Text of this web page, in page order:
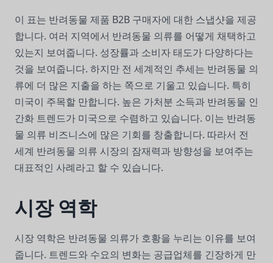
이 표는 반려동물 제품 B2B 구매자에 대한 스냅샷을 제공
합니다. 여러 지역에서 반려동물 의류를 어떻게 채택하고
있는지 보여줍니다. 성장률과 소비자 태도가 다양하다는
것을 보여줍니다. 하지만 전 세계적인 추세는 반려동물 의
류에 더 많은 지출을 하는 쪽으로 기울고 있습니다. 특히
미국이 주목할 만합니다. 높은 가처분 소득과 반려동물 인
간화 트렌드가 미국으로 수렴하고 있습니다. 이는 반려동
물 의류 비즈니스에 많은 기회를 창출합니다. 따라서 전
세계 반려동물 의류 시장의 잠재력과 방향성을 보여주는
대표적인 사례라고 할 수 있습니다.
시장 역학
시장 역학은 반려동물 의류가 호황을 누리는 이유를 보여
줍니다. 트렌드와 수요의 변화는 공급업체를 긴장하게 만